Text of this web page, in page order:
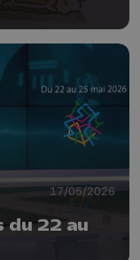
17/05/2026
du 22 au